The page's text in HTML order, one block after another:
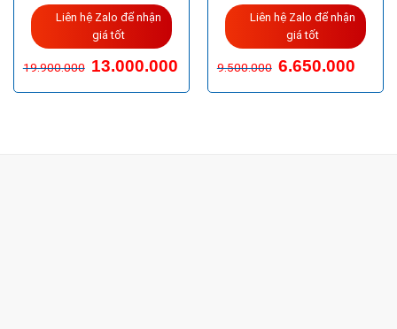
Liên hệ Zalo để nhận
giá tốt
19.900.000 13.000.000
Liên hệ Zalo để nhận
giá tốt
9.500.000 6.650.000